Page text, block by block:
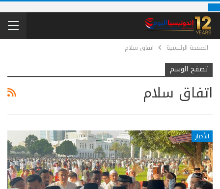
الصفحة الرئيسية اتفاق سلام
تصفح الوسم
اتفاق سلام
الأخبار